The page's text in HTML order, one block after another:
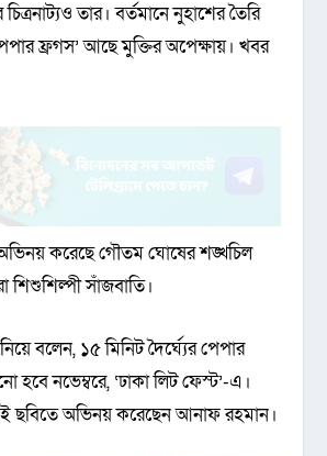
তার। বর্তমানে নুহাশের তৈরি
ফ্রগস’ আছে মুক্তির অপেক্ষায়। খবর
করেছে গৌতম ঘোষের শঙ্খচিল
শিশুশিল্পী সাঁজবাতি।
বলেন, ১৫ মিনিট দৈর্ঘ্যের পেপার
হবে নভেম্বরে, ‘ঢাকা লিট ফেস্ট’-এ।
ছবিতে অভিনয় করেছেন আনাফ রহমান।